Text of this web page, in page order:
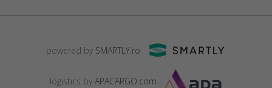
powered by SMARTLY.ro
logistics by APACARGO.com